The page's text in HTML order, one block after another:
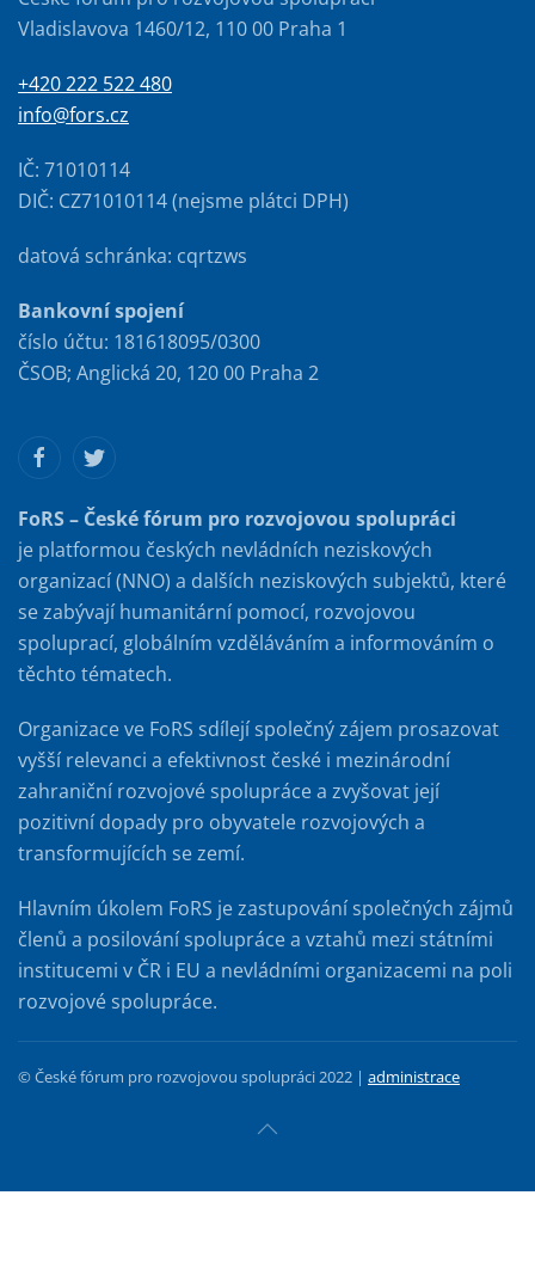
Vladislavova 1460/12, 110 00 Praha 1
+420 222 522 480
info@fors.cz
IČ: 71010114
DIČ: CZ71010114 (nejsme plátci DPH)
datová schránka: cqrtzws
Bankovní spojení
číslo účtu: 181618095/0300
ČSOB; Anglická 20, 120 00 Praha 2
FoRS – České fórum pro rozvojovou spolupráci
je platformou českých nevládních neziskových
organizací (NNO) a dalších neziskových subjektů, které
se zabývají humanitární pomocí, rozvojovou
spoluprací, globálním vzděláváním a informováním o
těchto tématech.
Organizace ve FoRS sdílejí společný zájem prosazovat
vyšší relevanci a efektivnost české i mezinárodní
zahraniční rozvojové spolupráce a zvyšovat její
pozitivní dopady pro obyvatele rozvojových a
transformujících se zemí.
Hlavním úkolem FoRS je zastupování společných zájmů
členů a posilování spolupráce a vztahů mezi státními
institucemi v ČR i EU a nevládními organizacemi na poli
rozvojové spolupráce.
© České fórum pro rozvojovou spolupráci 2022 | administrace